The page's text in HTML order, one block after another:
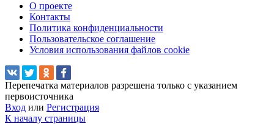
О проекте
Контакты
Политика конфиденциальности
Пользовательское соглашение
Условия использования файлов cookie
Перепечатка материалов разрешена только с указанием
первоисточника
Вход или Регистрация
К началу страницы